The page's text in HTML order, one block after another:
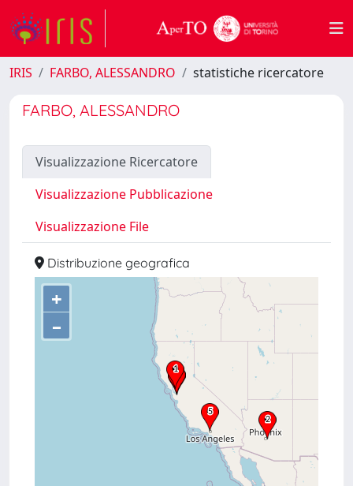
IRIS FARBO, ALESSANDRO statistiche ricercatore
FARBO, ALESSANDRO
Visualizzazione Ricercatore
Visualizzazione Pubblicazione
Visualizzazione File
Distribuzione geografica
+
–